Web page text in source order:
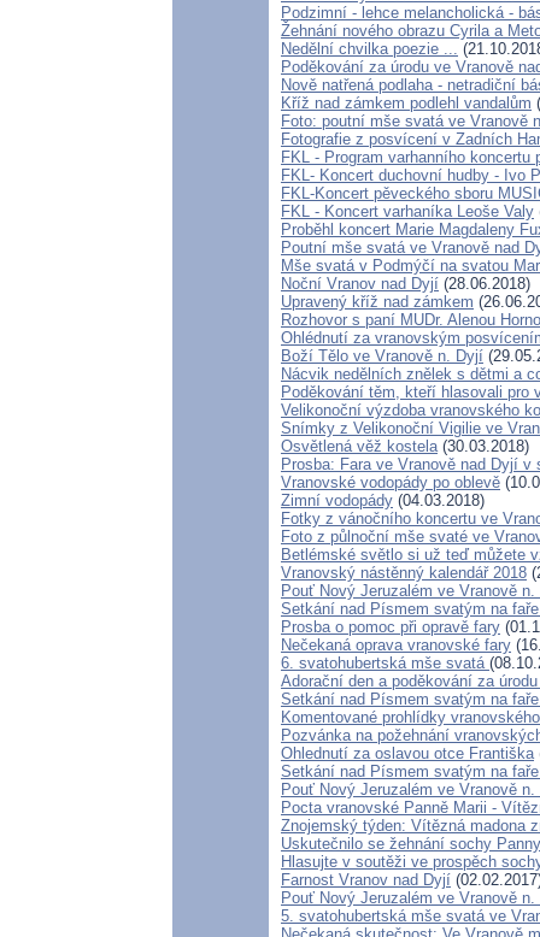
Podzimní - lehce melancholická -
Žehnání nového obrazu Cyrila a
Nedělní chvilka poezie ...
Poděkování za úrodu ve Vranově
Nově natřená podlaha - netradiční
Kříž nad zámkem podlehl vandalům
Foto: poutní mše svatá ve Vranově
Fotografie z posvícení v Zadních
FKL - Program varhanního koncertu
FKL- Koncert duchovní hudby - Ivo
FKL-Koncert pěveckého sboru
FKL - Koncert varhaníka Leoše Valy
Proběhl koncert Marie Magdaleny
Poutní mše svatá ve Vranově nad
Mše svatá v Podmýčí na svatou
Noční Vranov nad Dyjí (28.06.2018)
Upravený kříž nad zámkem
Rozhovor s paní MUDr. Alenou
Ohlédnutí za vranovským
Boží Tělo ve Vranově n. Dyjí
Nácvik nedělních znělek s dětmi a
Poděkování těm, kteří hlasovali pro
Velikonoční výzdoba vranovského
Snímky z Velikonoční Vigilie ve
Osvětlená věž kostela(30.03.2018)
Prosba: Fara ve Vranově nad Dyjí
Vranovské vodopády po oblevě
Zimní vodopády (04.03.2018)
Fotky z vánočního koncertu ve
Foto z půlnoční mše svaté ve
Betlémské světlo si už teď můžete
Vranovský nástěnný kalendář 2018
Pouť Nový Jeruzalém ve Vranově
Setkání nad Písmem svatým na
Prosba o pomoc při opravě fary
Nečekaná oprava vranovské fary
6. svatohubertská mše svatá
Adorační den a poděkování za
Setkání nad Písmem svatým na
Komentované prohlídky
Pozvánka na požehnání
Ohlednutí za oslavou otce Františka
Setkání nad Písmem svatým na
Pouť Nový Jeruzalém ve Vranově
Pocta vranovské Panně Marii -
Znojemský týden: Vítězná madona
Uskutečnilo se žehnání sochy
Hlasujte v soutěži ve prospěch
Farnost Vranov nad Dyjí
Pouť Nový Jeruzalém ve Vranově
5. svatohubertská mše svatá ve